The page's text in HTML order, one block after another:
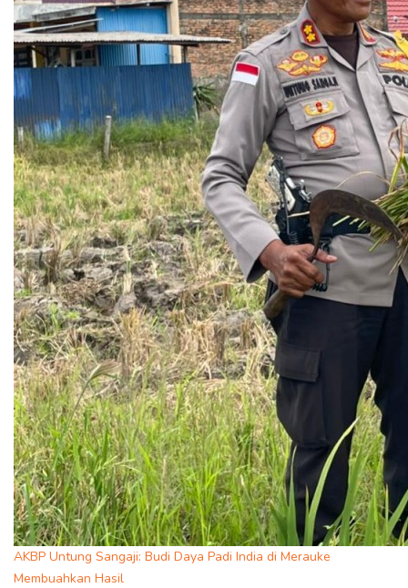
AKBP Untung Sangaji: Budi Daya Padi India di Merauke
Membuahkan Hasil